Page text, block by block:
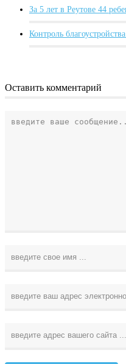
За 5 лет в Реутове 44
Контроль
Оставить комментарий